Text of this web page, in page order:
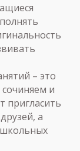
– это
и
пригласить
а